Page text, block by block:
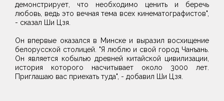
демонстрирует, что необходимо ценить и беречь
любовь, ведь это вечная тема всех кинематографистов",
- сказал Ши Цзя.
Он впервые оказался в Минске и выразил восхищение
белорусской столицей. "Я люблю и свой город Чанъань.
Он является кобылью древней китайской цивилизации,
история которого насчитывает около 3000 лет.
Приглашаю вас приехать туда", - добавил Ши Цзя.